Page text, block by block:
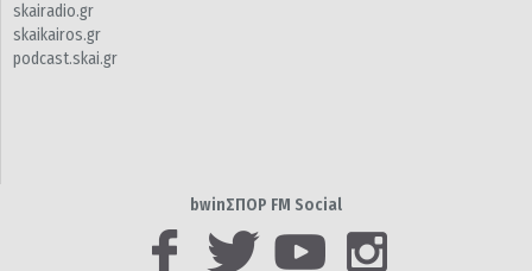
skairadio.gr
skaikairos.gr
podcast.skai.gr
bwinΣΠΟΡ FM Social